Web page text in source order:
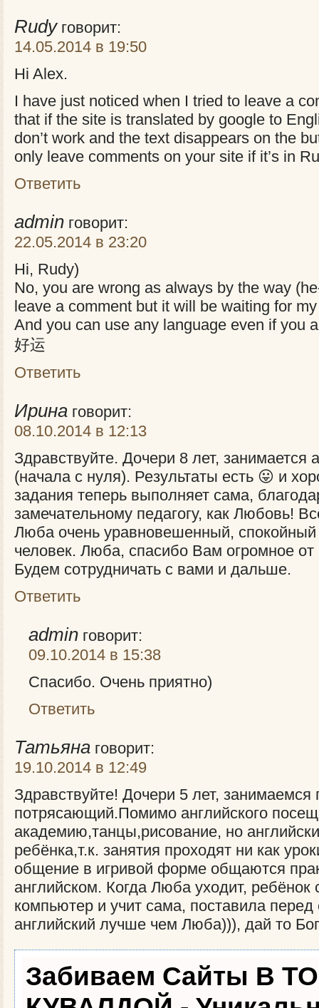
Rudy говорит:
14.05.2014 в 19:50
Hi Alex.
I have just noticed when I tried to leave a
that if the site is translated by google to
don’t work and the text disappears on the
only leave comments on your site if it’s in
Ответить
admin говорит:
22.05.2014 в 23:20
Hi, Rudy)
No, you are wrong as always by the way
leave a comment but it will be waiting for
And you can use any language even if you
好运
Ответить
Ирина говорит:
08.10.2014 в 12:13
Здравствуйте. Дочери 8 лет, занимается
(начала с нуля). Результаты есть 😛 и
задания теперь выполняет сама,
замечательному педагогу, как Любовь!
Люба очень уравновешенный, спокойный
человек. Люба, спасибо Вам огромное
Будем сотрудничать с вами и дальше.
Ответить
admin говорит:
09.10.2014 в 15:38
Спасибо. Очень приятно)
Ответить
Татьяна говорит:
19.10.2014 в 12:49
Здравствуйте! Дочери 5 лет,
потрясающий.Помимо английского
академию,танцы,рисование, но
ребёнка,т.к. занятия проходят ни как
общение в игривой форме общаются
английском. Когда Люба уходит, ребёнок
компьютер и учит сама, поставила
английский лучше чем Люба))), дай то
Забиваем Сайты В